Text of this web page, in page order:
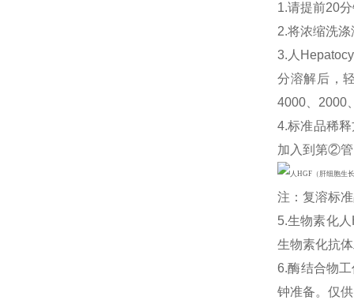
1.请提前20
2.将浓缩洗
3.人
分溶解后，
4000、2000
4.标准品稀
加入到第②
注：复溶标
5.生物素化
生物素化抗
6.酶结合物
钟准备。仅